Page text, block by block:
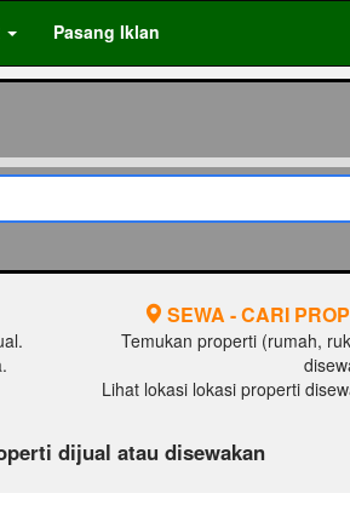
Pasang Iklan
SEWA - CARI
Temukan properti (rumah,
Lihat lokasi lokasi properti
dijual atau disewakan